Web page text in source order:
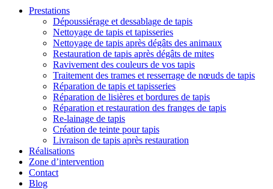
Prestations
Dépoussiérage et dessablage de tapis
Nettoyage de tapis et tapisseries
Nettoyage de tapis après dégâts des animaux
Restauration de tapis après dégâts de mites
Ravivement des couleurs de vos tapis
Traitement des trames et resserrage de nœuds de tapis
Réparation de tapis et tapisseries
Réparation de lisières et bordures de tapis
Réparation et restauration des franges de tapis
Re-lainage de tapis
Création de teinte pour tapis
Livraison de tapis après restauration
Réalisations
Zone d’intervention
Contact
Blog